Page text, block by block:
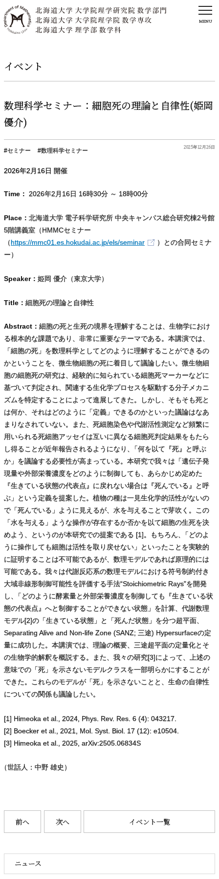
MENU
ニュース
イベント
数理科学セミナー： 細胞死の理論と 自律性(姫岡
優介)
セミナー 数理科学セミナー
2025年12月26日
2026年2月 16日 開催
Time： 2026年2月16日 16時30分 ～ 18時00分
Place： 北海道大学 電子科学研究所 中央キャンパス総合研究棟2号館
5階講義室（HMMCセミナー
（https://mmc01.es.hokudai.ac.jp/els/seminar
）との合同セミナ
ー）
Speaker： 姫岡 優介（東京大学）
Title： 細胞死の理論と自律性
Abstract： 細胞の死と生死の境界を理解することは、生物学におけ
る根本的な課題であり、非常に重要なテーマである。本講演では、
「細胞の死」を数理科学としてどのように理解することができるの
かということを、微生物細胞の死に着目して議論したい。微生物細
胞の細胞死の研究は、経験的に知られている細胞死マーカーなどに
基づいて判定され、関連する生化学プロセスを駆動する分子メカニ
ズムを特定することによって進展してきた。しかし、そもそも死と
は何か、それはどのように「定義」できるのかといった議論はなあ
まりなされていない。また、死細胞染色や代謝活性測定など頻繁に
用いられる死細胞アッセイは互いに異なる細胞死判定結果をもたら
し得ることが近年報告されるようになり 、
「何を以て『死』と呼ぶ
か」を議論する必要性が高まっている。本研究で我々は「遺伝子発
現量や外部栄養濃度をどのように制御しても、あらかじめ定めた
『生きている状態の代表点』に戻れない場合は『死んでいる』と呼
ぶ」という定義を提案した。植物の種は一見生化学的活性がないの
で「死んでいる」ように見えるが、水を与えることで芽吹く。この
「水を与える」ような操作が存在するか否かを以て細胞の生死を決
めよう、というのが本研究での提案である [1]。もちろん、
「どのよ
うに操作しても細胞は活性を取り戻せない」といったことを実験的
に証明することは不可能であるが、数理モデルであれば原理的には
可能である。我々は代謝反応系の数理モデルにおける符号制約付き
大域非線形制御可能性を評価する手法“Stoichiometric Rays”を開発
し、
「どのように酵素量と外部栄養濃度を制御しても『生きている状
態の代表点』へと制御することができない状態」を計算、代謝数理
モデル[2]の「生きている状態」と「死んだ状態」を分つ超平面、
Separating Alive and Non-life Zone (SANZ; 三途) Hypersurfaceの定
量に成功した。本講演では、理論の概要、三途超平面の定量化とそ
の生物学的解釈を概説する。また、我々の研究[3]によって、上述の
意味での「死」を示さないモデルクラスを一部明らかにすることが
できた。これらのモデルが「死」を示さないことと、生命の自律性
についての関係も議論したい。
[1] Himeoka et al., 2024, Phys. Rev. Res. 6 (4): 043217.
[2] Boecker et al., 2021, Mol. Syst. Biol. 17 (12): e10504.
[3] Himeoka et al., 2025, arXiv:2505.06834S
（世話人：中野 雄史）
前へ 次へ イベント一覧